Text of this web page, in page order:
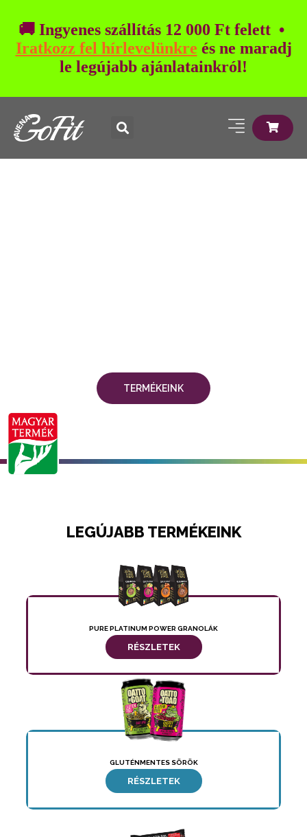
🚚 Ingyenes szállítás 12 000 Ft felett •
Iratkozz fel hírlevelünkre és ne maradj
le legújabb ajánlatainkról!
TERMÉKEINK
LEGÚJABB TERMÉKEINK
PURE PLATINUM POWER GRANOLÁK
RÉSZLETEK
GLUTÉNMENTES SÖRÖK
RÉSZLETEK